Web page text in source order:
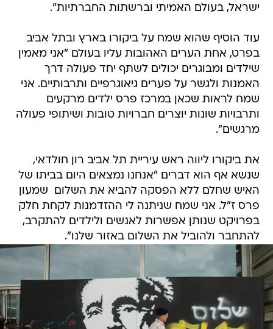
ישראל, בעולם האמיתי וברשתות החברתיות".
עוד הוסיף שהוא שמח על ביקורו בארץ ובתל אביב
בפרט, אחת הערים האהובות עליו בעולם "אני מאמין
שילדים ומבוגרים יכולים לשתף יחד פעולה דרך
האמנות ולגשר על פערים גיאוגרפיים ותרבותיים. אני
שמח לראות שכאן במרכז פרס ילדים מרקעים
ותרבויות שונות יוצרים חברויות טובות ושיתופי פעולה
מרגשים".
את ביקורו ליווה ראש עיריית תל אביב רון חולדאי,
שנשא אף הוא דברים "אנחנו נמצאים היום בביתו של
האיש שחלם ללא הפסקה להביא את השלום  שמעון
פרס ז"ל. אני שמח שניתנה לי ההזדמנות לקחת חלק
בפרויקט שנותן אפשרות לאנשים ולילדים להתקרב,
להתחבר ולהוביל את השלום באזור שלנו".